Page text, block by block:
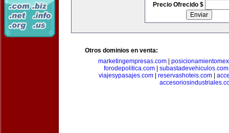
Precio Ofrecido $
Otros dominios en venta:
marketingempresas.com
forodepolitica.com| subastadevehiculos.com
viajesypasajes.com
reservashoteis.com